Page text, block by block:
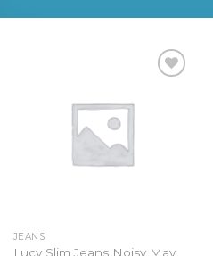
JEANS
Lucy Slim Jeans Noisy May